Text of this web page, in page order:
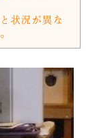
状況が異な